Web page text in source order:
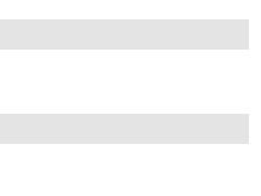
なります。